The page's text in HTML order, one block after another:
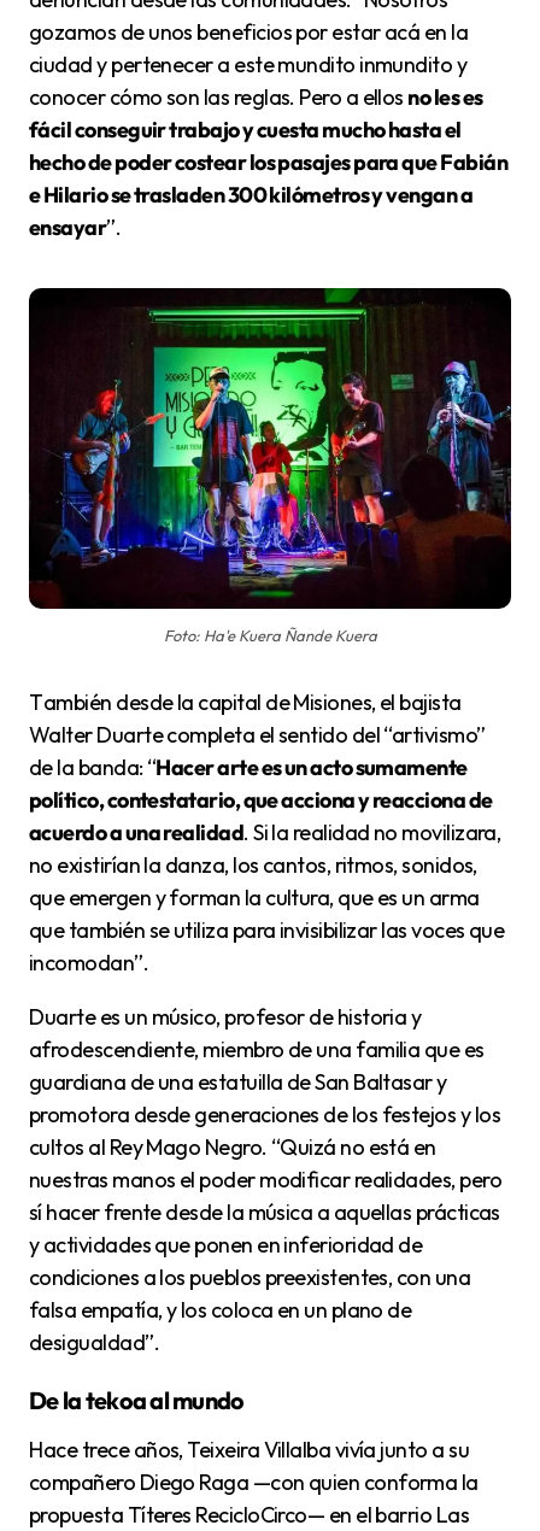
gozamos de unos beneficios por estar acá en la
ciudad y pertenecer a este mundito inmundito y
conocer cómo son las reglas. Pero a ellos no les es
fácil conseguir trabajo y cuesta mucho hasta el
hecho de poder costear los pasajes para que Fabián
e Hilario se trasladen 300 kilómetros y vengan a
ensayar”.
Foto: Ha'e Kuera Ñande Kuera
También desde la capital de Misiones, el bajista
Walter Duarte completa el sentido del “artivismo”
de la banda: “Hacer arte es un acto sumamente
político, contestatario, que acciona y reacciona de
acuerdo a una realidad. Si la realidad no movilizara,
no existirían la danza, los cantos, ritmos, sonidos,
que emergen y forman la cultura, que es un arma
que también se utiliza para invisibilizar las voces que
incomodan”.
Duarte es un músico, profesor de historia y
afrodescendiente, miembro de una familia que es
guardiana de una estatuilla de San Baltasar y
promotora desde generaciones de los festejos y los
cultos al Rey Mago Negro. “Quizá no está en
nuestras manos el poder modificar realidades, pero
sí hacer frente desde la música a aquellas prácticas
y actividades que ponen en inferioridad de
condiciones a los pueblos preexistentes, con una
falsa empatía, y los coloca en un plano de
desigualdad”.
De la tekoa al mundo
Hace trece años, Teixeira Villalba vivía junto a su
compañero Diego Raga —con quien conforma la
propuesta Títeres RecicloCirco— en el barrio Las